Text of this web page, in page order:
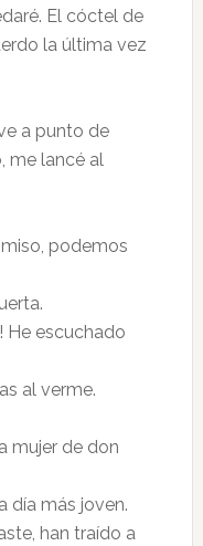
El cóctel de
la última vez
a punto de
me lancé al
podemos
He escuchado
al verme.
mujer de don
día más joven.
han traído a